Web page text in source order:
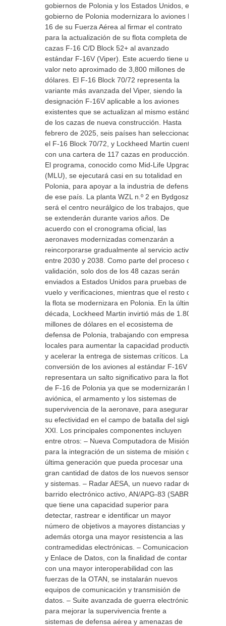
gobiernos de Polonia y los Estados Unidos, el
gobierno de Polonia modernizara lo aviones F-
16 de su Fuerza Aérea al firmar el contrato
para la actualización de su flota completa de
cazas F-16 C/D Block 52+ al avanzado
estándar F-16V (Viper). Este acuerdo tiene un
valor neto aproximado de 3,800 millones de
dólares. El F-16 Block 70/72 representa la
variante más avanzada del Viper, siendo la
designación F-16V aplicable a los aviones
existentes que se actualizan al mismo estándar
de los cazas de nueva construcción. Hasta
febrero de 2025, seis países han seleccionado
el F-16 Block 70/72, y Lockheed Martin cuenta
con una cartera de 117 cazas en producción.
El programa, conocido como Mid-Life Upgrade
(MLU), se ejecutará casi en su totalidad en
Polonia, para apoyar a la industria de defensa
de ese país. La planta WZL n.º 2 en Bydgoszcz
será el centro neurálgico de los trabajos, que
se extenderán durante varios años. De
acuerdo con el cronograma oficial, las
aeronaves modernizadas comenzarán a
reincorporarse gradualmente al servicio activo
entre 2030 y 2038. Como parte del proceso de
validación, solo dos de los 48 cazas serán
enviados a Estados Unidos para pruebas de
vuelo y verificaciones, mientras que el resto de
la flota se modernizara en Polonia. En la última
década, Lockheed Martin invirtió más de 1.800
millones de dólares en el ecosistema de
defensa de Polonia, trabajando con empresas
locales para aumentar la capacidad productiva
y acelerar la entrega de sistemas críticos. La
conversión de los aviones al estándar F-16V
representara un salto significativo para la flota
de F-16 de Polonia ya que se modernizarán la
aviónica, el armamento y los sistemas de
supervivencia de la aeronave, para asegurar
su efectividad en el campo de batalla del siglo
XXI. Los principales componentes incluyen
entre otros: – Nueva Computadora de Misión,
para la integración de un sistema de misión de
última generación que pueda procesar una
gran cantidad de datos de los nuevos sensores
y sistemas. – Radar AESA, un nuevo radar de
barrido electrónico activo, AN/APG-83 (SABR),
que tiene una capacidad superior para
detectar, rastrear e identificar un mayor
número de objetivos a mayores distancias y
además otorga una mayor resistencia a las
contramedidas electrónicas. – Comunicaciones
y Enlace de Datos, con la finalidad de contar
con una mayor interoperabilidad con las
fuerzas de la OTAN, se instalarán nuevos
equipos de comunicación y transmisión de
datos. – Suite avanzada de guerra electrónica
para mejorar la supervivencia frente a
sistemas de defensa aérea y amenazas de